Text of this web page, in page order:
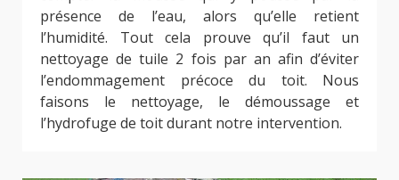
présence de l’eau, alors qu’elle retient
l’humidité. Tout cela prouve qu’il faut un
nettoyage de tuile 2 fois par an afin d’éviter
l’endommagement précoce du toit. Nous
faisons le nettoyage, le démoussage et
l’hydrofuge de toit durant notre intervention.